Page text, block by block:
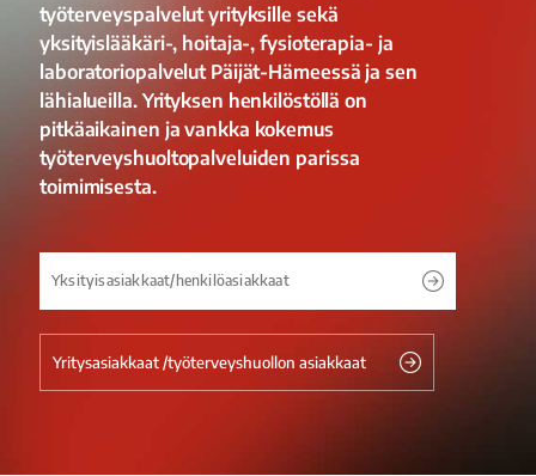
työterveyspalvelut yrityksille sekä
yksityislääkäri-, hoitaja-, fysioterapia- ja
laboratoriopalvelut Päijät-Hämeessä ja sen
lähialueilla. Yrityksen henkilöstöllä on
pitkäaikainen ja vankka kokemus
työterveyshuoltopalveluiden parissa
toimimisesta.
Yksityisasiakkaat/henkilöasiakkaat
Yritysasiakkaat /työterveyshuollon asiakkaat